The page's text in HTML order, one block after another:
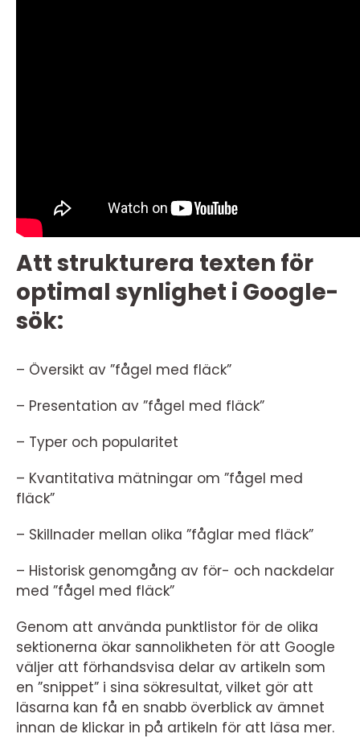
Att strukturera texten för
optimal synlighet i Google-
sök:
– Översikt av ”fågel med fläck”
– Presentation av ”fågel med fläck”
– Typer och popularitet
– Kvantitativa mätningar om ”fågel med
fläck”
– Skillnader mellan olika ”fåglar med fläck”
– Historisk genomgång av för- och nackdelar
med ”fågel med fläck”
Genom att använda punktlistor för de olika
sektionerna ökar sannolikheten för att Google
väljer att förhandsvisa delar av artikeln som
en ”snippet” i sina sökresultat, vilket gör att
läsarna kan få en snabb överblick av ämnet
innan de klickar in på artikeln för att läsa mer.